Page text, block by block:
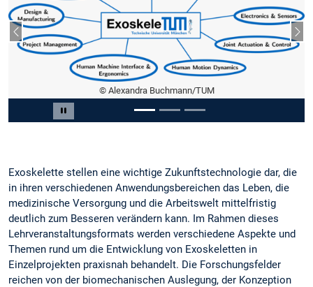
Carousel pausieren
© Alexandra Buchmann/TUM
Vorheriger Slide
Slide 1 von 3
Exoskelette stellen eine wichtige Zukunftstechnologie dar, die
in ihren verschiedenen Anwendungsbereichen das Leben, die
medizinische Versorgung und die Arbeitswelt mittelfristig
deutlich zum Besseren verändern kann. Im Rahmen dieses
Lehrveranstaltungsformats werden verschiedene Aspekte und
Themen rund um die Entwicklung von Exoskeletten in
Einzelprojekten praxisnah behandelt. Die Forschungsfelder
reichen von der biomechanischen Auslegung, der Konzeption